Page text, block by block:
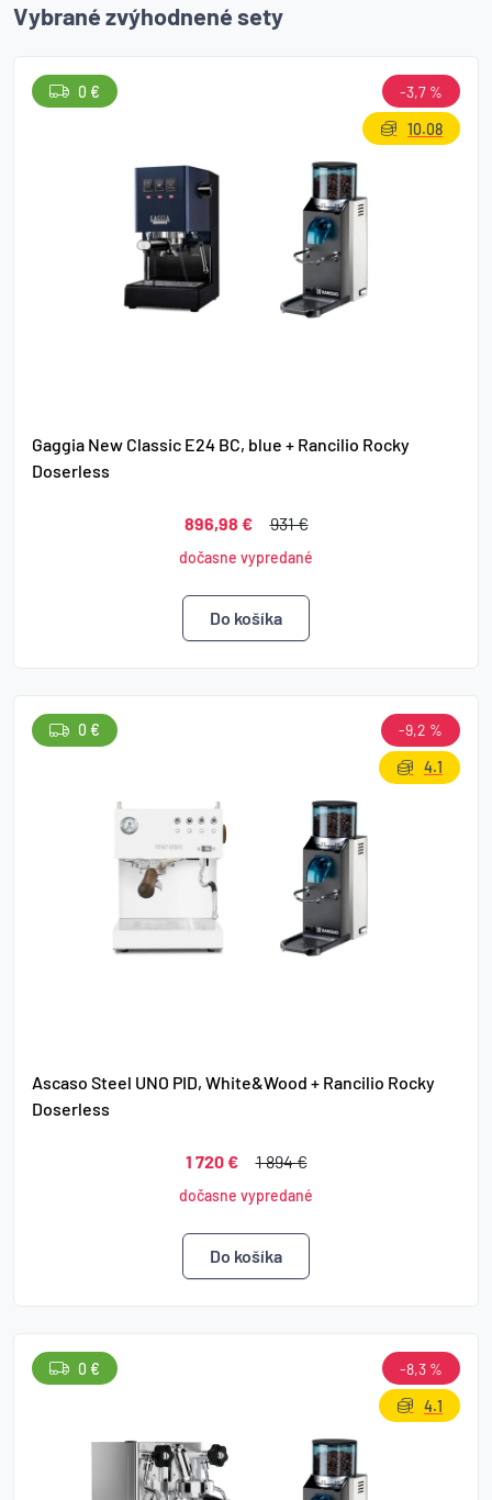
Vybrané zvýhodnené sety
Gaggia New Classic E24 BC, blue + Rancilio Rocky
Doserless
896,98 € 931 €
dočasne vypredané
0 €
-3,7 %
10.08
Ascaso Steel UNO PID, White&Wood + Rancilio Rocky
Doserless
1 720 € 1 894 €
dočasne vypredané
0 €
-9,2 %
4.1
0 €
-8,3 %
4.1